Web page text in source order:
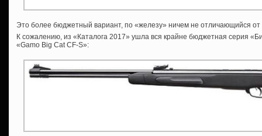
Это более бюджетный вариант, по «железу» ничем не отличающийся от
К сожалению, из «Каталога 2017» ушла вся крайне бюджетная серия
«Gamo Big Cat CF-S»: